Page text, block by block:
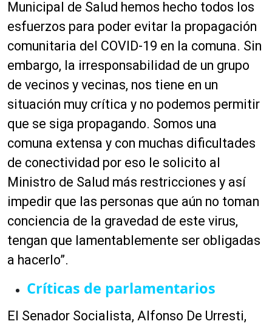
Municipal de Salud hemos hecho todos los
esfuerzos para poder evitar la propagación
comunitaria del COVID-19 en la comuna. Sin
embargo, la irresponsabilidad de un grupo
de vecinos y vecinas, nos tiene en un
situación muy crítica y no podemos permitir
que se siga propagando. Somos una
comuna extensa y con muchas dificultades
de conectividad por eso le solicito al
Ministro de Salud más restricciones y así
impedir que las personas que aún no toman
conciencia de la gravedad de este virus,
tengan que lamentablemente ser obligadas
a hacerlo”.
Críticas de parlamentarios
El Senador Socialista, Alfonso De Urresti,